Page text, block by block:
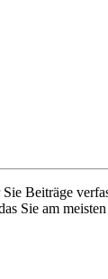
Sie Beiträge
Sie am